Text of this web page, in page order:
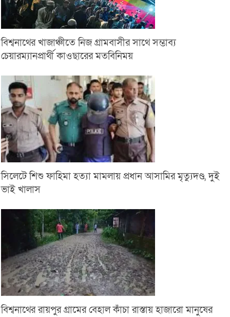
বিশ্বনাথের খাজাঞ্চীতে নিজ গ্রামবাসীর সাথে সম্ভাব্য
চেয়ারম্যানপ্রার্থী কাওছারের মতবিনিময়
সিলেটে শিশু ফাহিমা হত্যা মামলায় প্রধান আসামির মৃত্যুদণ্ড, দুই
ভাই খালাস
বিশ্বনাথের রায়পুর গ্রামের বেহাল কাঁচা রাস্তায় হাজারো মানুষের